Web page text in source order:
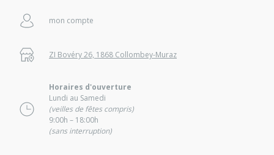
mon compte
ZI Bovéry 26, 1868 Collombey-Muraz
Horaires d'ouverture
Lundi au Samedi
(veilles de fêtes compris)
9:00h – 18:00h
(sans interruption)